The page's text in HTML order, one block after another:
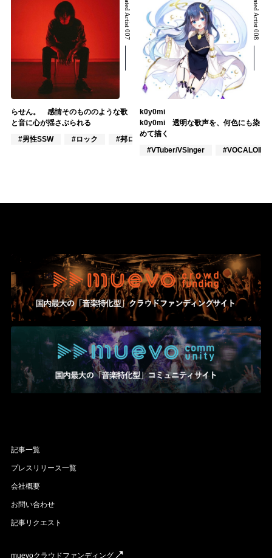
Related Artist 007
らせん。 感情そのもののような歌
と音に心が揺さぶられる
#男性SSW
#ロック #邦ロック
Related Artist 008
k0y0mi
k0y0mi 透明な歌声を、何色にも染
めて描く
#VTuber/VSinger
#VOCALOID
記事一覧
プレスリリース一覧
会社概要
お問い合わせ
記事リクエスト
muevoクラウドファンディング